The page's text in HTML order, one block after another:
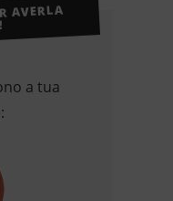
AVERLA
a tua